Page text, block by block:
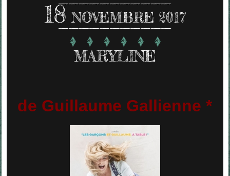
18 NOVEMBRE 2017
MARYLINE
de Guillaume Gallienne *